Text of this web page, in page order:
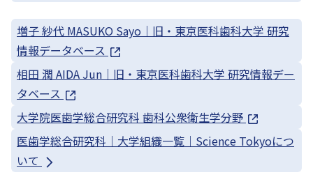
増子 紗代 MASUKO Sayo｜旧・東京医科歯科大学 研究
情報データベース
相田 潤 AIDA Jun｜旧・東京医科歯科大学 研究情報デー
タベース
大学院医歯学総合研究科 歯科公衆衛生学分野
医歯学総合研究科｜大学組織一覧｜Science Tokyoにつ
いて